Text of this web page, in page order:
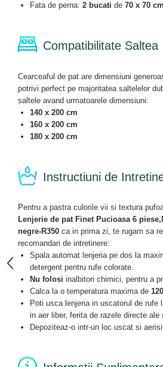
Fata de perna: 2 bucati de 70 x 70 cm
Compatibilitate Saltea
Cearceaful de pat are dimensiuni
potrivi perfect pe majoritatea saltelelor
saltele avand urmatoarele dimensiuni:
140 x 200 cm
160 x 200 cm
180 x 200 cm
Instructiuni de
Pentru a pastra culorile vii si textura
Lenjerie de pat Finet Pucioasa 6
negre-R350 ca in prima zi, te rugam sa
recomandari de intretinere:
Spala automat lenjeria pe dos la
detergent pentru rufe colorate.
Nu folosi inalbitori chimici, pentru a
Calca la o temperatura maxima de
Poti usca lenjeria in uscatorul de rufe
in aer liber, ferita de razele directe ale
Depoziteaz-o intr-un loc uscat si